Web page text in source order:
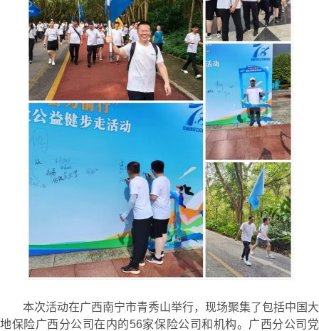
本次活动在广西南宁市青秀山举行，现场聚集了包括中国大
地保险广西分公司在内的56家保险公司和机构。广西分公司党